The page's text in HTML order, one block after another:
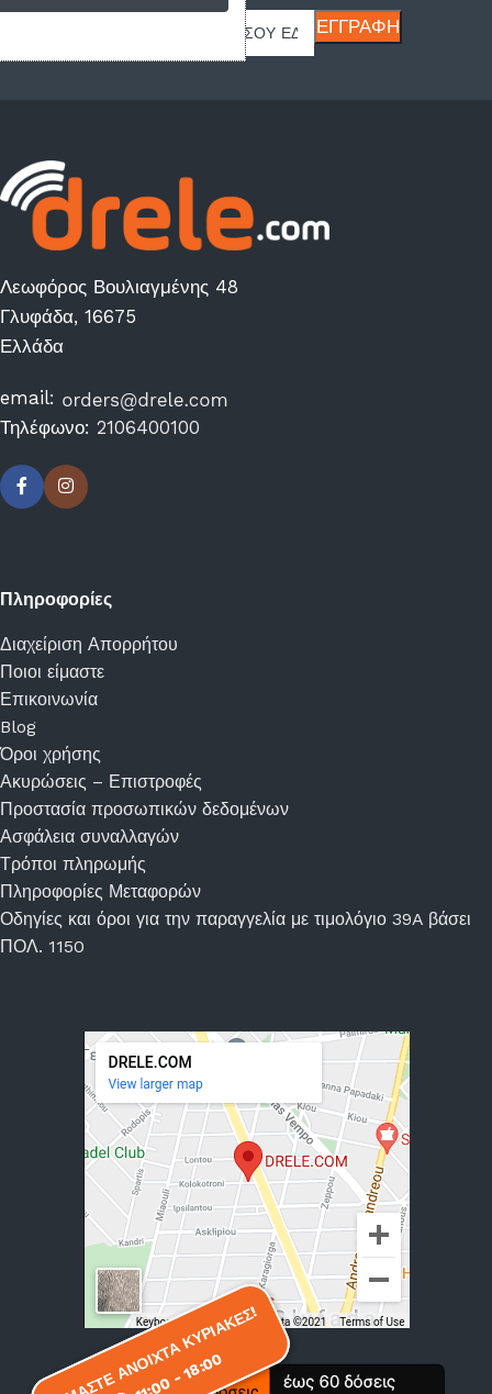
ΕΙΜΑΣΤΕ ΑΝΟΙΧΤΑ ΚΥΡΙΑΚΕΣ!
11:00 - 18:00
Λεωφόρος Βουλιαγμένης 48
Γλυφάδα, 16675
Ελλάδα
email:
Τηλέφωνο: 2106400100
ΕΙΜΑΣΤΕ ΑΝΟΙΧΤΑ ΚΥΡΙΑΚΕΣ!
11:00 - 18:00
Πληροφορίες
Διαχείριση Απορρήτου
Ποιοι είμαστε
Επικοινωνία
Blog
Όροι χρήσης
Ακυρώσεις – Επιστροφές
Προστασία προσωπικών δεδομένων
Ασφάλεια συναλλαγών
Τρόποι πληρωμής
Πληροφορίες Μεταφορών
Οδηγίες και όροι για την παραγγελία με τιμολόγιο 39A βάσει
ΠΟΛ. 1150